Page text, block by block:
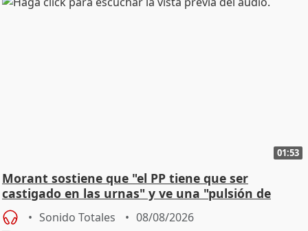
01:53
Morant sostiene que "el PP tiene que ser
castigado en las urnas" y ve una "pulsión de
cambio"
Sonido Totales 08/08/2026